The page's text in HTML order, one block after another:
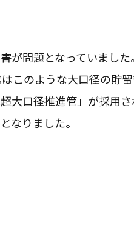
が問題となっていまし
のような大口径の貯
大口径推進管」が採用さ
りました。